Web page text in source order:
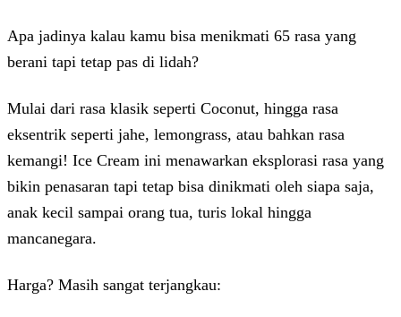
Apa jadinya kalau kamu bisa menikmati 65 rasa yang
berani tapi tetap pas di lidah?
Mulai dari rasa klasik seperti Coconut, hingga rasa
eksentrik seperti jahe, lemongrass, atau bahkan rasa
kemangi! Ice Cream ini menawarkan eksplorasi rasa yang
bikin penasaran tapi tetap bisa dinikmati oleh siapa saja,
anak kecil sampai orang tua, turis lokal hingga
mancanegara.
Harga? Masih sangat terjangkau: